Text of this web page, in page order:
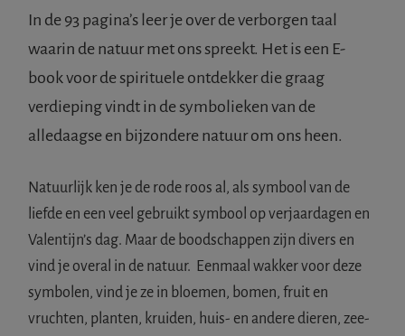
In de 93 pagina’s leer je over de verborgen taal
waarin de natuur met ons spreekt. Het is een E-
book voor de spirituele ontdekker die graag
verdieping vindt in de symbolieken van de
alledaagse en bijzondere natuur om ons heen.
Natuurlijk ken je de rode roos al, als symbool van de
liefde en een veel gebruikt symbool op verjaardagen en
Valentijn’s dag. Maar de boodschappen zijn divers en
vind je overal in de natuur. Eenmaal wakker voor deze
symbolen, vind je ze in bloemen, bomen, fruit en
vruchten, planten, kruiden, huis- en andere dieren, zee-